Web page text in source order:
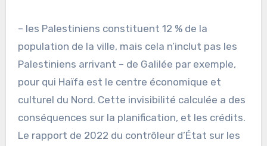
– les Palestiniens constituent 12 % de la
population de la ville, mais cela n’inclut pas les
Palestiniens arrivant – de Galilée par exemple,
pour qui Haïfa est le centre économique et
culturel du Nord. Cette invisibilité calculée a des
conséquences sur la planification, et les crédits.
Le rapport de 2022 du contrôleur d’État sur les